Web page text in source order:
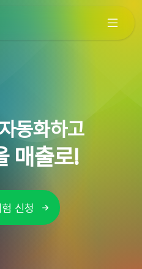
동화하고
매출로!
신청